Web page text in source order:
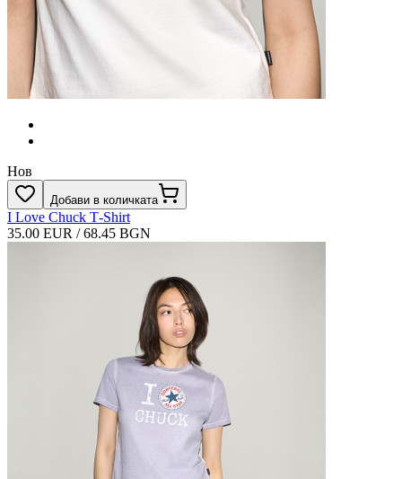
Нов
Добави в количката
I Love Chuck T‑Shirt
35.00 EUR / 68.45 BGN